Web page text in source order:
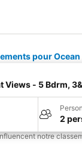
pour
Views - 5 Bdrm,
2
notre